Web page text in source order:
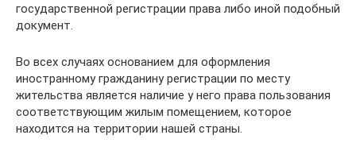
государственной регистрации права либо иной подобный
документ.
Во всех случаях основанием для оформления
иностранному гражданину регистрации по месту
жительства является наличие у него права пользования
соответствующим жилым помещением, которое
находится на территории нашей страны.